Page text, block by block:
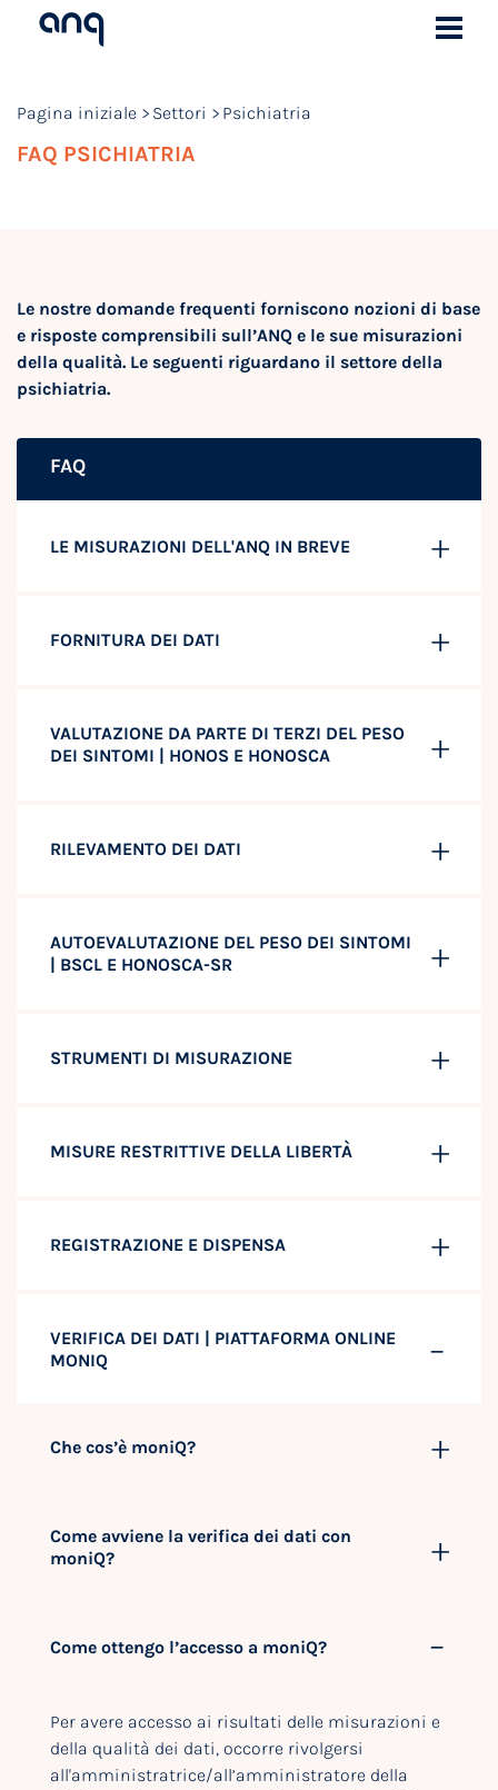
Pagina iniziale Settori Psichiatria
FAQ PSICHIATRIA
Le nostre domande frequenti forniscono nozioni di base
e risposte comprensibili sull’ANQ e le sue misurazioni
della qualità. Le seguenti riguardano il settore della
psichiatria.
FAQ
LE MISURAZIONI DELL'ANQ IN BREVE
FORNITURA DEI DATI
VALUTAZIONE DA PARTE DI TERZI DEL PESO
DEI SINTOMI | HONOS E HONOSCA
RILEVAMENTO DEI DATI
AUTOEVALUTAZIONE DEL PESO DEI SINTOMI
| BSCL E HONOSCA-SR
STRUMENTI DI MISURAZIONE
MISURE RESTRITTIVE DELLA LIBERTÀ
REGISTRAZIONE E DISPENSA
VERIFICA DEI DATI | PIATTAFORMA ONLINE
MONIQ
Che cos’è moniQ?
Come avviene la verifica dei dati con
moniQ?
Come ottengo l’accesso a moniQ?
Per avere accesso ai risultati delle misurazioni e
della qualità dei dati, occorre rivolgersi
all'amministratrice/all’amministratore della